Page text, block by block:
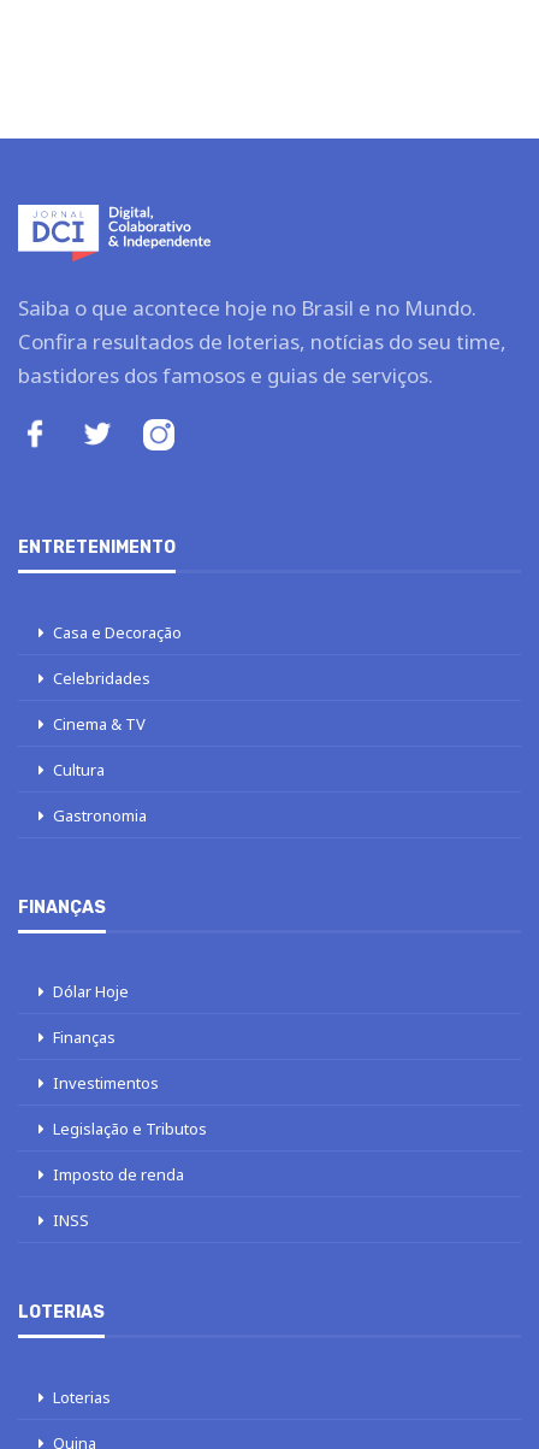
Saiba o que acontece hoje no Brasil e no Mundo.
Confira resultados de loterias, notícias do seu time,
bastidores dos famosos e guias de serviços.
ENTRETENIMENTO
Casa e Decoração
Celebridades
Cinema & TV
Cultura
Gastronomia
FINANÇAS
Dólar Hoje
Finanças
Investimentos
Legislação e Tributos
Imposto de renda
INSS
LOTERIAS
Loterias
Quina